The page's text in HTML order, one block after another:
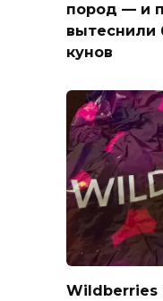
пород — и
вытеснили
кунов
Wildberries